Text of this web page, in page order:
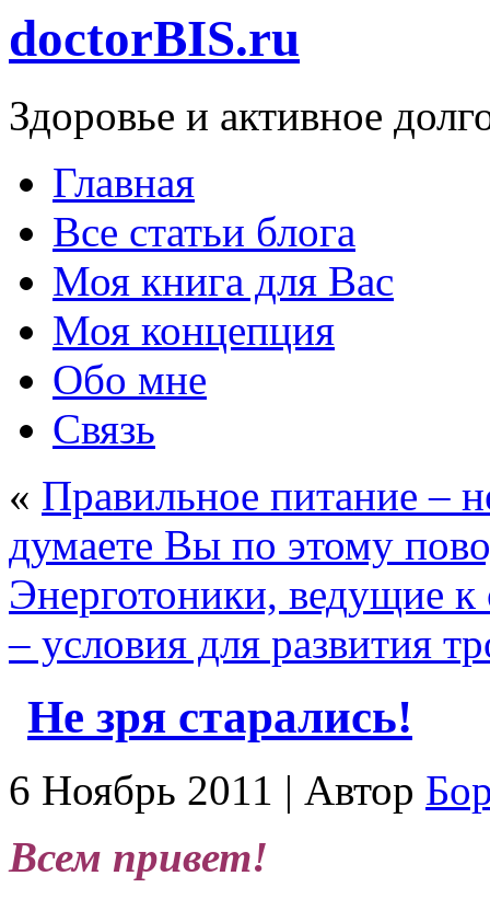
doctorBIS.ru
Здоровье и активное
Главная
Все статьи блога
Моя книга для Вас
Моя концепция
Обо мне
Связь
« Правильное питание –
думаете Вы по этому
Энерготоники, ведущие
– условия для развития
Не зря старались!
6 Ноябрь 2011 | Автор
Всем привет!